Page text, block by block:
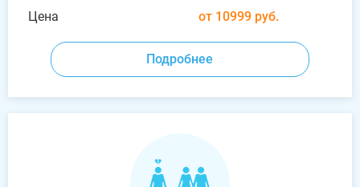
Цена
от 10999 руб.
Подробнее